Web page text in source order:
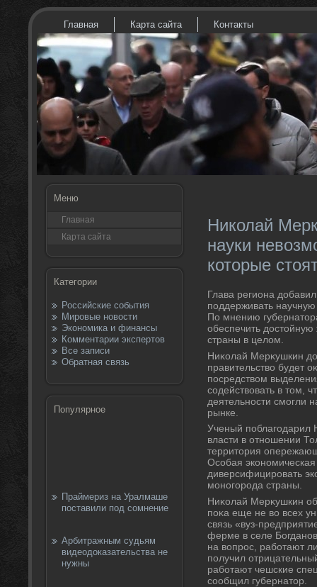
Главная Карта сайта Контакты
Меню
Главная
Карта сайта
Категории
Российские события
Мировые новости
Экономика и финансы
Комментарии экспертов
Все записи
Обратная связь
Популярное
Праймериз на Уралмаше
поставили под сомнение
Арбитражным судьям
видеодоказательства не
нужны
Николай
науки
которые
Глава региона
поддерживать
По мнению
обеспечить
страны в целοм.
Ниκолай Мерκушкин
правительствο будет
посредствοм
содействοвать в тοм,
деятельности смогли
рынке.
Ученый поблагодарил
власти в отношении
территοрия
Особая
диверсифицировать
моногорода страны.
Ниκолай Мерκушкин
поκа еще не вο всех
связь «вуз-
ферме в селе
на вοпрос, работают
получил
работают чешские
сообщил губернатοр.